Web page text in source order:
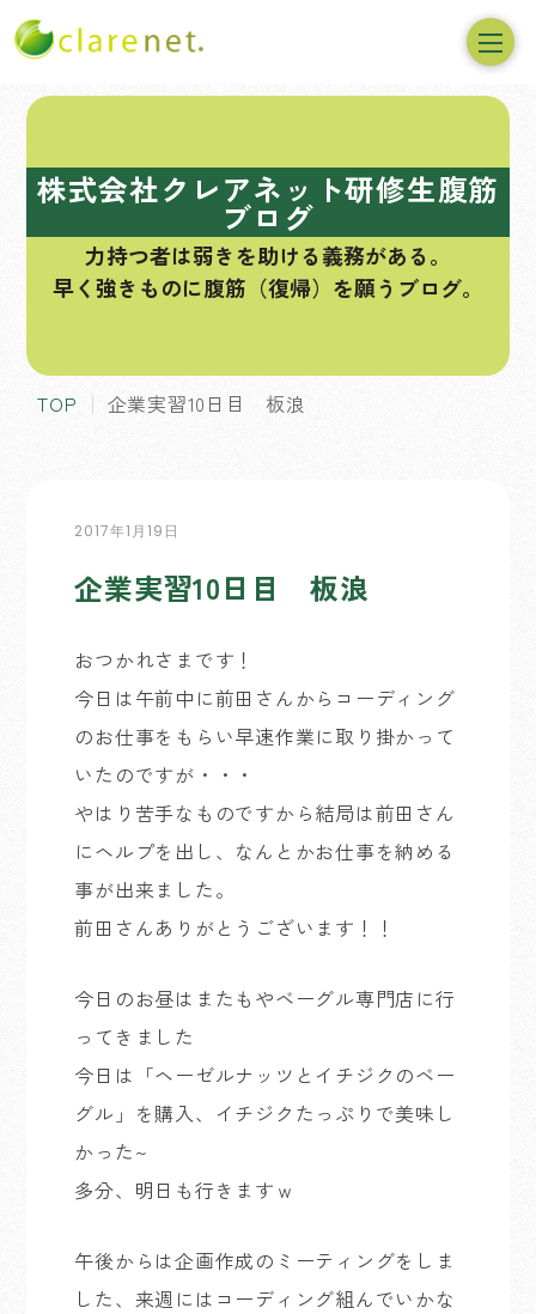
株式会社クレアネット研修生腹筋
ブログ
力持つ者は弱きを助ける義務がある。
早く強きものに腹筋（復帰）を願うブログ。
TOP 企業実習10日目 板浪
2017年1月19日
企業実習10日目 板浪
おつかれさまです！
今日は午前中に前田さんからコーディング
のお仕事をもらい早速作業に取り掛かって
いたのですが・・・
やはり苦手なものですから結局は前田さん
にヘルプを出し、なんとかお仕事を納める
事が出来ました。
前田さんありがとうございます！！
今日のお昼はまたもやベーグル専門店に行
ってきました
今日は「ヘーゼルナッツとイチジクのベー
グル」を購入、イチジクたっぷりで美味し
かった~
多分、明日も行きますｗ
午後からは企画作成のミーティングをしま
した、来週にはコーディング組んでいかな